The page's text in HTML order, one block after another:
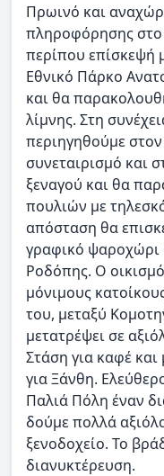
Πρωινό και
πληροφόρησης
περίπου επίσκεψή
Εθνικό Πάρκο
και θα
λίμνης. Στη
περιηγηθούμε
συνεταιρισμό και
ξεναγού και θα
πουλιών με
απόσταση θα
γραφικό ψαροχώρι
Ροδόπης. Ο
μόνιμους
του, μεταξύ
μετατρέψει σε
Στάση για καφέ
για Ξάνθη.
Παλιά Πόλη έναν
δούμε πολλά
ξενοδοχείο. Το
διανυκτέρευση.